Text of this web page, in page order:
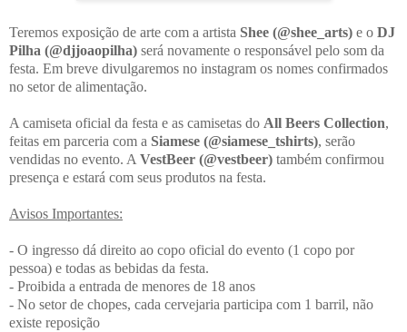
Teremos exposição de arte com a artista Shee (@shee_arts) e o DJ
Pilha (@djjoaopilha) será novamente o responsável pelo som da
festa. Em breve divulgaremos no instagram os nomes confirmados
no setor de alimentação.
A camiseta oficial da festa e as camisetas do All Beers Collection,
feitas em parceria com a Siamese (@siamese_tshirts), serão
vendidas no evento. A VestBeer (@vestbeer) também confirmou
presença e estará com seus produtos na festa.
Avisos Importantes:
- O ingresso dá direito ao copo oficial do evento (1 copo por
pessoa) e todas as bebidas da festa.
- Proibida a entrada de menores de 18 anos
- No setor de chopes, cada cervejaria participa com 1 barril, não
existe reposição